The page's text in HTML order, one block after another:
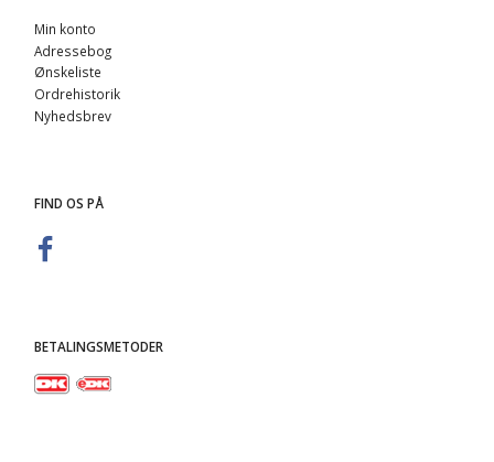
Min konto
Adressebog
Ønskeliste
Ordrehistorik
Nyhedsbrev
FIND OS PÅ
BETALINGSMETODER